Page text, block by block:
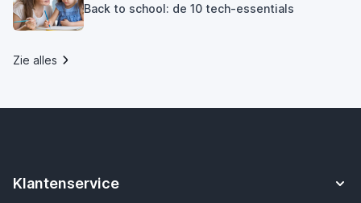
Back to school: de 10 tech-essentials
Zie alles
Klantenservice